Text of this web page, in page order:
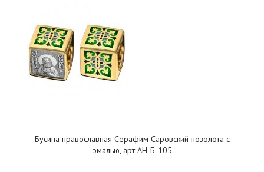
Бусина православная Серафим Саровский позолота с
эмалью, арт АН-Б-105